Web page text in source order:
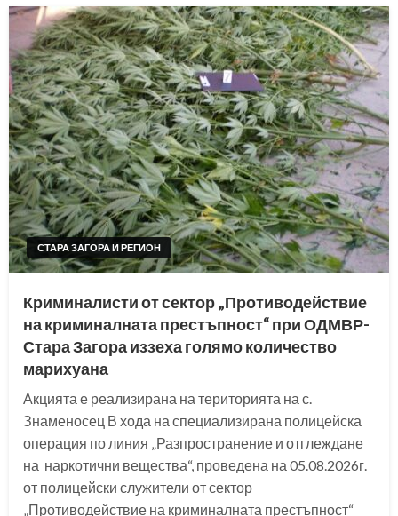
СТАРА ЗАГОРА И РЕГИОН
Криминалисти от сектор „Противодействие
на криминалната престъпност“ при ОДМВР-
Стара Загора иззеха голямо количество
марихуана
Акцията е реализирана на територията на с.
Знаменосец В хода на специализирана полицейска
операция по линия „Разпространение и отглеждане
на наркотични вещества“, проведена на 05.08.2026г.
от полицейски служители от сектор
„Противодействие на криминалната престъпност“